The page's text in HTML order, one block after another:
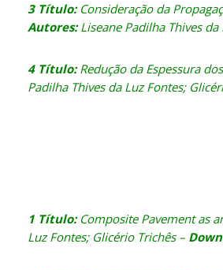
3 Título:Consideração da
Autores:Liseane Padilha Thives
4 Título:Redução da Espessura
Padilha Thives da Luz Fontes;
1 Título:Composite Pavement as
Luz Fontes; Glicério Trichês –